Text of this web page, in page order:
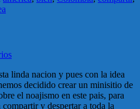
linda nacion y pues con la idea
decidido crear un minisitio de
el noajismo en este pais, para
y despertar a toda la